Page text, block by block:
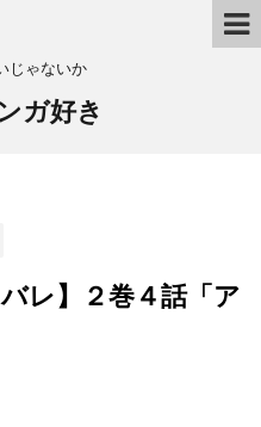
じゃないか
ガ好き
レ】２巻４話「ア